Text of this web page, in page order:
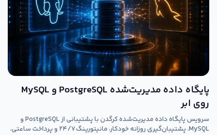
پایگاه داده مدیریت‌شده PostgreSQL و MySQL
روی ابر
سرویس پایگاه داده مدیریت‌شده کرگدن با پشتیبانی از PostgreSQL و
MySQL، پشتیبان‌گیری روزانه خودکار، مانیتورینگ ۲۴/۷ و پرداخت ساعتی.